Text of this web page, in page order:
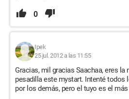
0
Ipek
25 jul. 2012 a las 11:55
Gracias, mil gracias Saachaa, eres la
pesadilla este mystart. Intenté
por los demás, pero el tuyo es el